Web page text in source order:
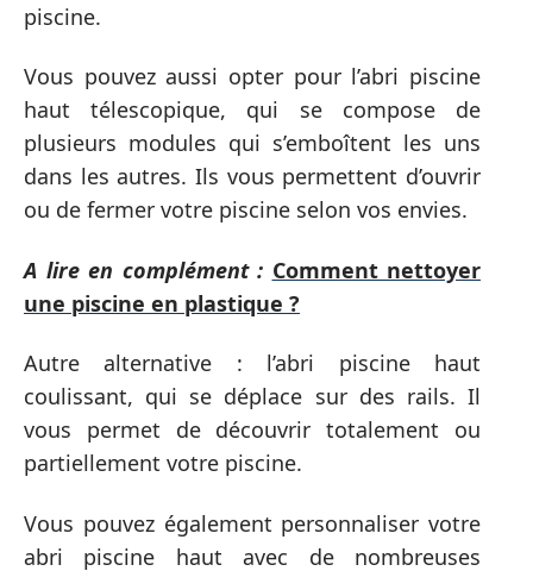
piscine.
Vous pouvez aussi opter pour l’abri piscine
haut télescopique, qui se compose de
plusieurs modules qui s’emboîtent les uns
dans les autres. Ils vous permettent d’ouvrir
ou de fermer votre piscine selon vos envies.
A lire en complément : Comment nettoyer
une piscine en plastique ?
Autre alternative : l’abri piscine haut
coulissant, qui se déplace sur des rails. Il
vous permet de découvrir totalement ou
partiellement votre piscine.
Vous pouvez également personnaliser votre
abri piscine haut avec de nombreuses